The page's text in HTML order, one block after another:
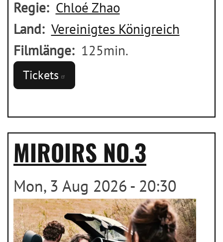
Regie
Chloé Zhao
Land
Vereinigtes Königreich
Filmlänge
125min.
Tickets
MIROIRS NO.3
Mon, 3 Aug 2026 - 20:30